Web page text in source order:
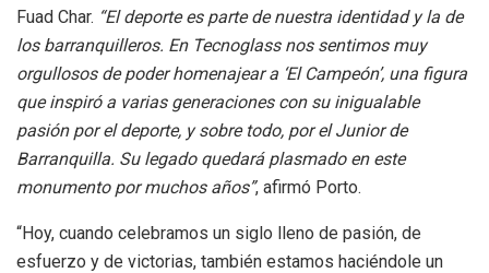
Fuad Char. “El deporte es parte de nuestra identidad y la de
los barranquilleros. En Tecnoglass nos sentimos muy
orgullosos de poder homenajear a ‘El Campeón’, una figura
que inspiró a varias generaciones con su inigualable
pasión por el deporte, y sobre todo, por el Junior de
Barranquilla. Su legado quedará plasmado en este
monumento por muchos años”, afirmó Porto.
“Hoy, cuando celebramos un siglo lleno de pasión, de
esfuerzo y de victorias, también estamos haciéndole un